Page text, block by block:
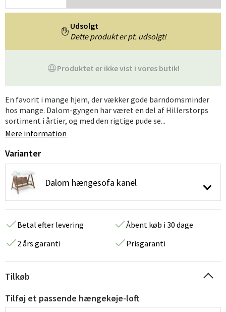
Produktet er ikke vist i vores butik!
Udsolgt
Dette produkt er pt. udsolgt!
En favorit i mange hjem, der vækker gode barndomsminder
hos mange. Dalom-gyngen har været en del af Hillerstorps
sortiment i årtier, og med den rigtige pude se...
Mere information
Varianter
Dalom hængesofa kanel
Betal efter levering
Åbent køb i 30 dage
2 års garanti
Prisgaranti
Tilkøb
Tilføj et passende hængekøje-loft